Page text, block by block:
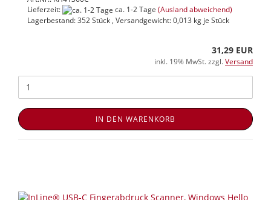
Lieferzeit:
ca. 1-2 Tage (Ausland abweichend)
Lagerbestand: 352 Stück , Versandgewicht:0,013 kg je Stück
31,29 EUR
inkl. 19% MwSt. zzgl.Versand
IN DEN WARENKORB